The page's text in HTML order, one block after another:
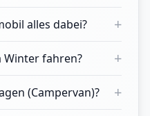
alles dabei? +
Winter fahren? +
(Campervan)? +